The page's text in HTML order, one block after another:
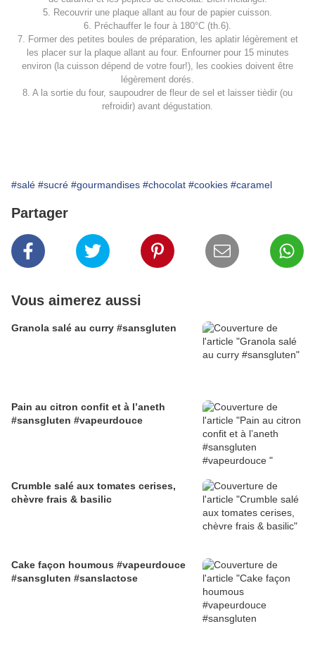
5. Recouvrir une plaque allant au four de papier cuisson.
6. Préchauffer le four à 180°C (th.6).
7. Former des petites boules de préparation, les aplatir légèrement et
les placer sur la plaque allant au four. Enfourner pour 15 minutes
environ (la cuisson dépend de votre four!), les cookies doivent être
légèrement dorés.
8. A la sortie du four, saupoudrer de fleur de sel et laisser tièdir (ou
refroidir) avant dégustation.
#salé #sucré #gourmandises #chocolat #cookies #caramel
Partager
Vous aimerez aussi
Granola salé au curry #sansgluten
Pain au citron confit et à l’aneth
#sansgluten #vapeurdouce
Crumble salé aux tomates cerises,
chèvre frais & basilic
Cake façon houmous #vapeurdouce
#sansgluten #sanslactose